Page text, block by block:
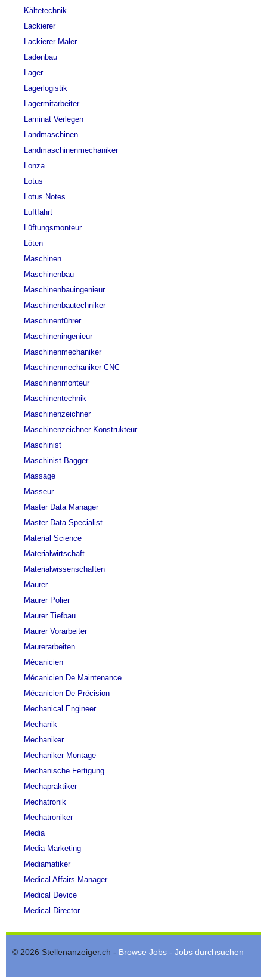
Kältetechnik
Lackierer
Lackierer Maler
Ladenbau
Lager
Lagerlogistik
Lagermitarbeiter
Laminat Verlegen
Landmaschinen
Landmaschinenmechaniker
Lonza
Lotus
Lotus Notes
Luftfahrt
Lüftungsmonteur
Löten
Maschinen
Maschinenbau
Maschinenbauingenieur
Maschinenbautechniker
Maschinenführer
Maschineningenieur
Maschinenmechaniker
Maschinenmechaniker CNC
Maschinenmonteur
Maschinentechnik
Maschinenzeichner
Maschinenzeichner Konstrukteur
Maschinist
Maschinist Bagger
Massage
Masseur
Master Data Manager
Master Data Specialist
Material Science
Materialwirtschaft
Materialwissenschaften
Maurer
Maurer Polier
Maurer Tiefbau
Maurer Vorarbeiter
Maurerarbeiten
Mécanicien
Mécanicien De Maintenance
Mécanicien De Précision
Mechanical Engineer
Mechanik
Mechaniker
Mechaniker Montage
Mechanische Fertigung
Mechapraktiker
Mechatronik
Mechatroniker
Media
Media Marketing
Mediamatiker
Medical Affairs Manager
Medical Device
Medical Director
© 2026 Stellenanzeiger.ch - Browse Jobs - Jobs durchsuchen